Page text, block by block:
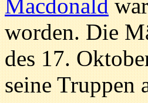
Macdonald
worden. Die
des 17.
seine Truppen